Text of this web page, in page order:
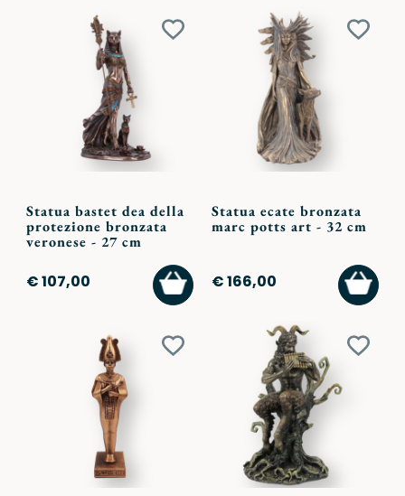
Aggiungi
Statua bastet dea della
protezione bronzata
veronese - 27 cm
€ 107,00
AGGIUNGI
AL
CARRELLO
Statua ecate bronzata
marc potts art - 32 cm
€ 166,00
AL
Aggiungi